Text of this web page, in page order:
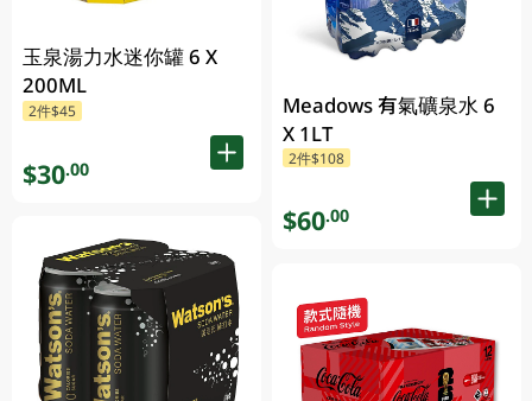
玉泉湯力水迷你罐 6 X
200ML
2件$45
$30.00
Meadows 有氣礦泉水 6
X 1LT
2件$108
$60.00